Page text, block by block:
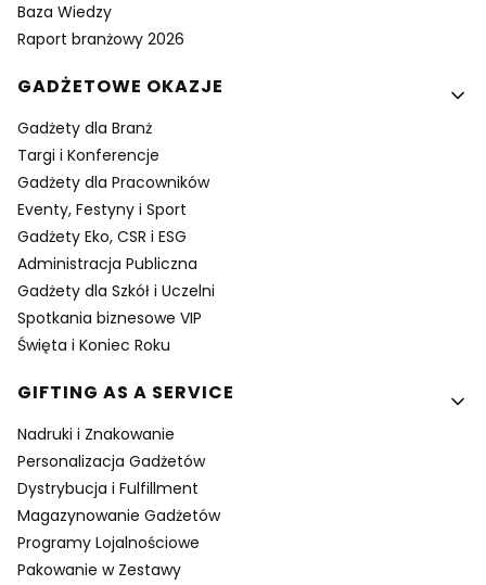
Baza Wiedzy
Raport branżowy 2026
GADŻETOWE OKAZJE
Gadżety dla Branż
Targi i Konferencje
Gadżety dla Pracowników
Eventy, Festyny i Sport
Gadżety Eko, CSR i ESG
Administracja Publiczna
Gadżety dla Szkół i Uczelni
Spotkania biznesowe VIP
Święta i Koniec Roku
GIFTING AS A SERVICE
Nadruki i Znakowanie
Personalizacja Gadżetów
Dystrybucja i Fulfillment
Magazynowanie Gadżetów
Programy Lojalnościowe
Pakowanie w Zestawy